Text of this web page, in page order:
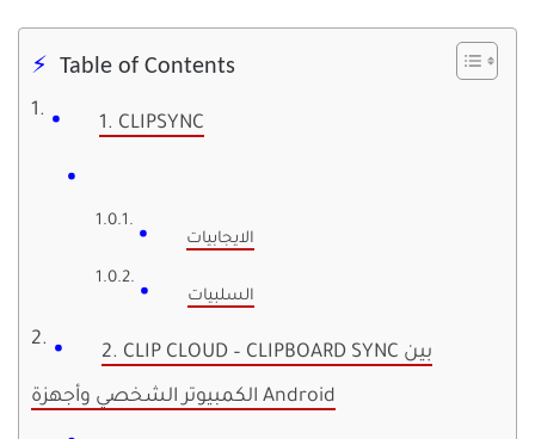
Table of Contents
1. CLIPSYNC
الايجابيات
السلبيات
2. CLIP CLOUD – CLIPBOARD SYNC بين
الكمبيوتر الشخصي وأجهزة Android